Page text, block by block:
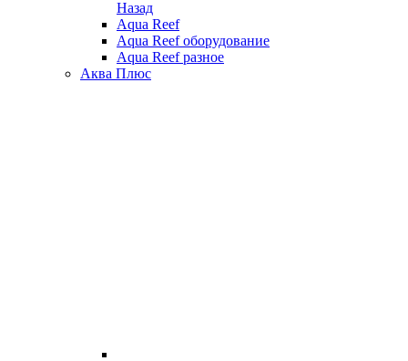
Назад
Aqua Reef
Aqua Reef оборудование
Aqua Reef разное
Аква Плюс